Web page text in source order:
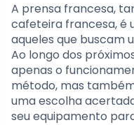
A prensa francesa,
cafeteira francesa, é
aqueles que buscam
Ao longo dos
apenas o
método, mas
uma escolha
seu equipamento